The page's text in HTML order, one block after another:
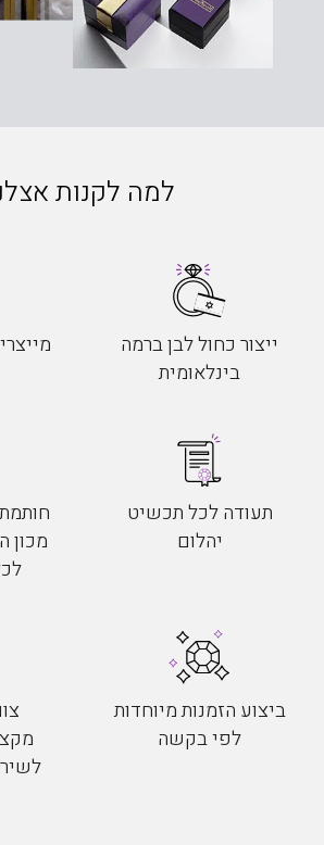
למה לקנות
ייצור כחול לבן ברמה
בינלאומית
תעודה לכל תכשיט
יהלום
מכון
ביצוע הזמנות מיוחדות
לפי בקשה